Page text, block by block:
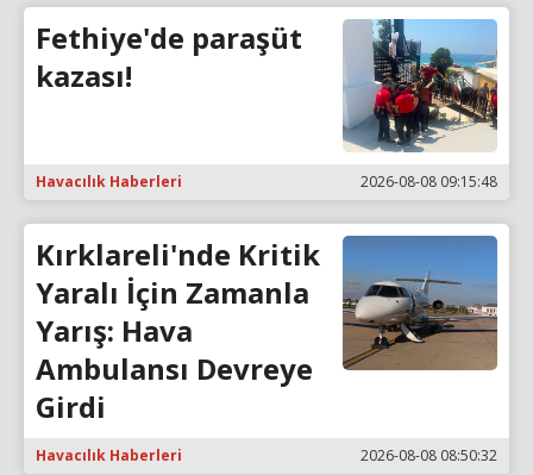
Fethiye'de paraşüt
kazası!
Havacılık Haberleri 2026-08-08 09:15:48
Kırklareli'nde Kritik
Yaralı İçin Zamanla
Yarış: Hava
Ambulansı Devreye
Girdi
Havacılık Haberleri 2026-08-08 08:50:32